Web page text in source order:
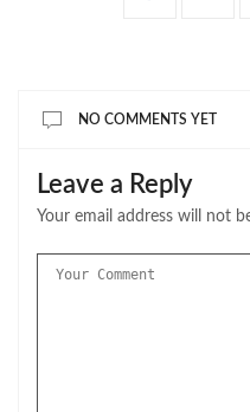
NO COMMENTS YET
Leave a Reply
Your email address will not